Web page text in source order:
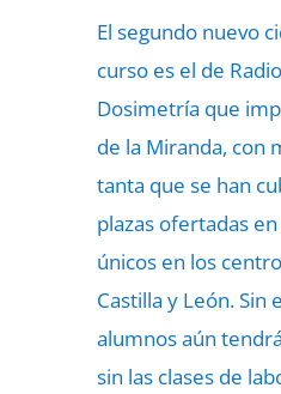
El segundo nuevo
curso es el de
Dosimetría que
de la Miranda, con
tanta que se han
plazas ofertadas
únicos en los
Castilla y León. Sin
alumnos aún
sin las clases de